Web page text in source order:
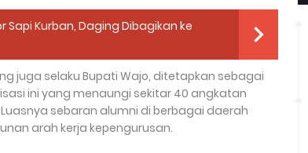
Sapi Kurban, Daging Dibagikan ke
juga selaku Bupati Wajo, ditetapkan sebagai
ini yang menaungi sekitar 40 angkatan
sebaran alumni di berbagai daerah
arah kerja kepengurusan.